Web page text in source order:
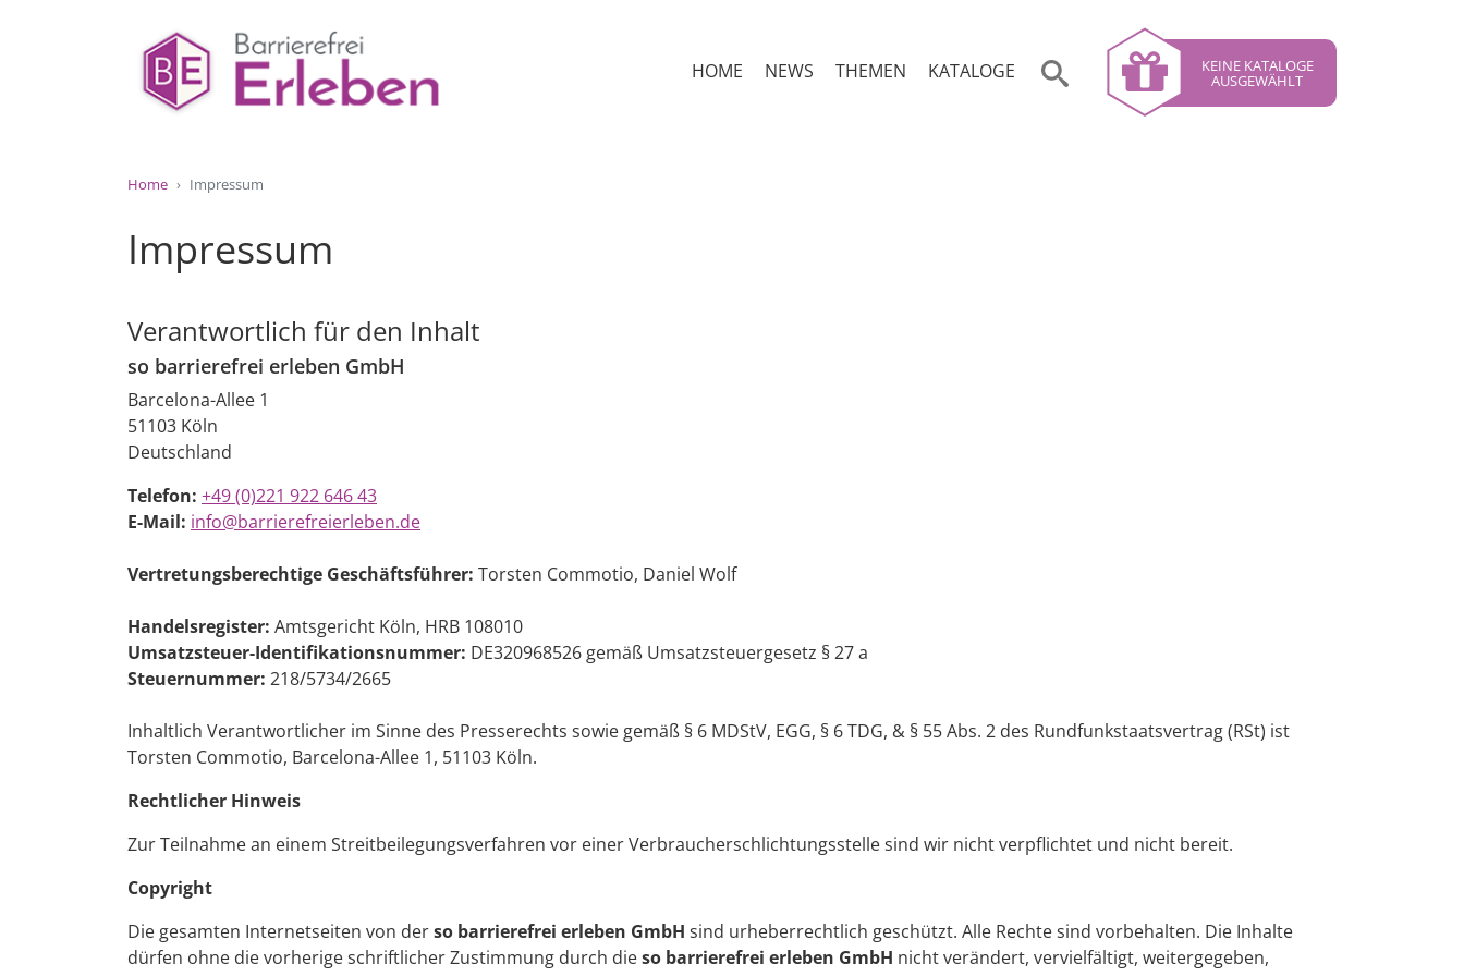
HOME NEWS THEMEN KATALOGE KEINE KATALOGE
AUSGEWÄHLT
Home Impressum
Impressum
Verantwortlich für den Inhalt
so barrierefrei erleben GmbH
Barcelona-Allee 1
51103 Köln
Deutschland
Telefon: +49 (0)221 922 646 43
E-Mail: info@barrierefreierleben.de
Vertretungsberechtige Geschäftsführer: Torsten Commotio, Daniel Wolf
Handelsregister: Amtsgericht Köln, HRB 108010
Umsatzsteuer-Identifikationsnummer: DE320968526 gemäß Umsatzsteuergesetz § 27 a
Steuernummer: 218/5734/2665
Inhaltlich Verantwortlicher im Sinne des Presserechts sowie gemäß § 6 MDStV, EGG, § 6 TDG, & § 55 Abs. 2 des Rundfunkstaatsvertrag (RSt) ist
Torsten Commotio, Barcelona-Allee 1, 51103 Köln.
Rechtlicher Hinweis
Zur Teilnahme an einem Streitbeilegungsverfahren vor einer Verbraucherschlichtungsstelle sind wir nicht verpflichtet und nicht bereit.
Copyright
Die gesamten Internetseiten von derso barrierefrei erleben GmbH sind urheberrechtlich geschützt. Alle Rechte sind vorbehalten. Die Inhalte
dürfen ohne die vorherige schriftlicher Zustimmung durch dieso barrierefrei erleben GmbH nicht verändert, vervielfältigt, weitergegeben,